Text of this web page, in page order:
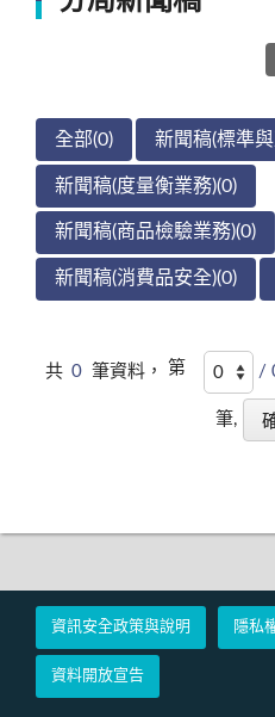
全部(0) 新聞稿(標準
新聞稿(度量衡業務)(0)
新聞稿(商品檢驗業務)(0)
新聞稿(消費品安全)(0)
共 0 筆資料， 第 /
筆,
資訊安全政策與說明 隱私
資料開放宣告